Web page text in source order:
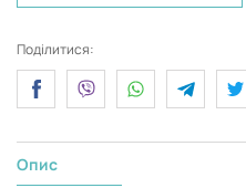
Поділитися:
Опис